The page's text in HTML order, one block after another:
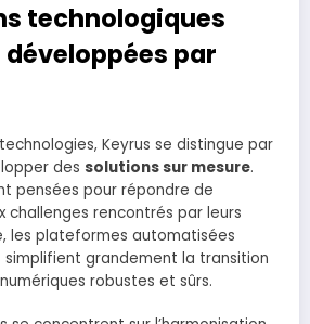
technologiques
par
Keyrus se distingue par
des solutions sur mesure.
pensées pour répondre de
challenges rencontrés par leurs
les plateformes automatisées
simplifient grandement la transition
robustes et sûrs.